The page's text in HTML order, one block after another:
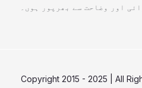
اور وضاحت سے بھرپور ہوں۔
© Copyright 2015 - 2025 | All